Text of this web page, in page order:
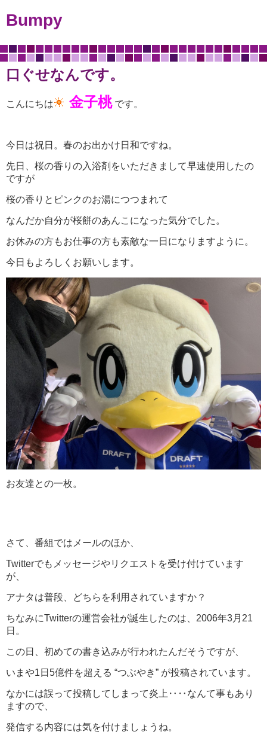
Bumpy
口ぐせなんです。
こんにちは 金子桃です。
今日は祝日。春のお出かけ日和ですね。
先日、桜の香りの入浴剤をいただきまして早速使用したの
ですが
桜の香りとピンクのお湯につつまれて
なんだか自分が桜餅のあんこになった気分でした。
お休みの方もお仕事の方も素敵な一日になりますように。
今日もよろしくお願いします。
お友達との一枚。
さて、番組ではメールのほか、
Twitterでもメッセージやリクエストを受け付けています
が、
アナタは普段、どちらを利用されていますか？
ちなみにTwitterの運営会社が誕生したのは、2006年3月21
日。
この日、初めての書き込みが行われたんだそうですが、
いまや1日5億件を超える “つぶやき” が投稿されています。
なかには誤って投稿してしまって炎上‥‥なんて事もあり
ますので、
発信する内容には気を付けましょうね。